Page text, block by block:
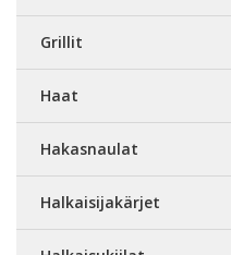
Grillit
Haat
Hakasnaulat
Halkaisijakärjet